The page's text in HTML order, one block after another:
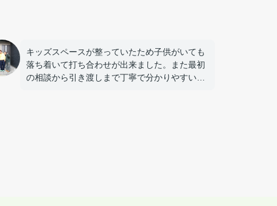
キッズスペースが整っていたため子供がいても
落ち着いて打ち合わせが出来ました。また最初
の相談から引き渡しまで丁寧で分かりやすい対